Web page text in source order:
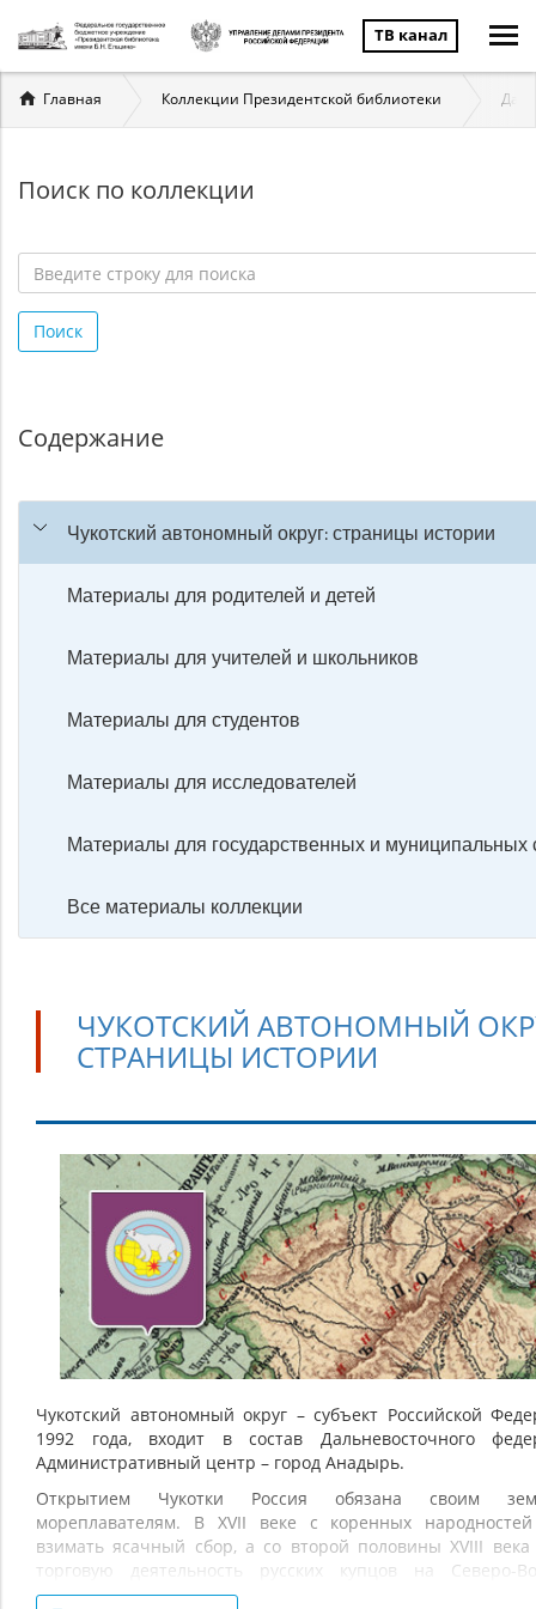
ТВ канал
Вы
здесь
Главная Коллекции Президентской библиотеки
Поиск по коллекции
строку
для
Поиск
Содержание
Чукотский автономный округ: страницы истории
Материалы для родителей и детей
Материалы для учителей и школьников
Материалы для студентов
Материалы для исследователей
Материалы для государственных и
Все материалы коллекции
ЧУКОТСКИЙ АВТОНОМНЫЙ
СТРАНИЦЫ ИСТОРИИ
Чукотский
автономный
округ:
страницы
истории
Чукотский автономный округ – субъект Российской
1992 года, входит в состав Дальневосточного
Административный центр – город Анадырь.
Открытием Чукотки Россия обязана своим
мореплавателям. В XVII веке с коренных
взимать ясачный сбор, а со второй половины XVIII
торговую деятельность русских купцов на Северо-
Российско-американской компании, действовавшей